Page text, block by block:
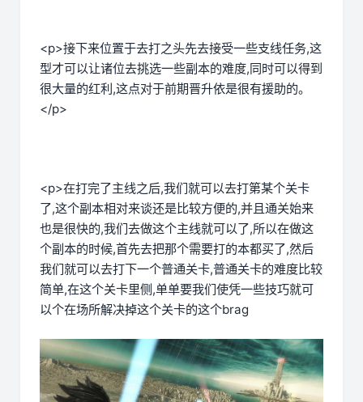
<p>接下来位置于去打之头先去接受一些支线任务,这
型才可以让诸位去挑选一些副本的难度,同时可以得到
很大量的红利,这点对于前期晋升依是很有援助的。
</p>
<p>在打完了主线之后,我们就可以去打第某个关卡
了,这个副本相对来谈还是比较方便的,并且通关始来
也是很快的,我们去做这个主线就可以了,所以在做这
个副本的时候,首先去把那个需要打的本都买了,然后
我们就可以去打下一个普通关卡,普通关卡的难度比较
简单,在这个关卡里侧,单单要我们使凭一些技巧就可
以个在场所解决掉这个关卡的这个brag